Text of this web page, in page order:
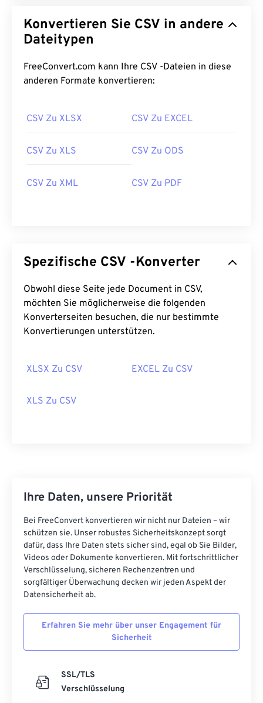
Konvertieren Sie CSV in andere
Dateitypen
FreeConvert.com kann Ihre CSV -Dateien in diese
anderen Formate konvertieren:
CSV Zu XLSX CSV Zu EXCEL
CSV Zu XLS CSV Zu ODS
CSV Zu XML CSV Zu PDF
Spezifische CSV -Konverter
Obwohl diese Seite jede Document in CSV,
möchten Sie möglicherweise die folgenden
Konverterseiten besuchen, die nur bestimmte
Konvertierungen unterstützen.
XLSX Zu CSV EXCEL Zu CSV
XLS Zu CSV
Ihre Daten, unsere Priorität
Bei FreeConvert konvertieren wir nicht nur Dateien – wir
schützen sie. Unser robustes Sicherheitskonzept sorgt
dafür, dass Ihre Daten stets sicher sind, egal ob Sie Bilder,
Videos oder Dokumente konvertieren. Mit fortschrittlicher
Verschlüsselung, sicheren Rechenzentren und
sorgfältiger Überwachung decken wir jeden Aspekt der
Datensicherheit ab.
Erfahren Sie mehr über unser Engagement für
Sicherheit
SSL/TLS
Verschlüsselung